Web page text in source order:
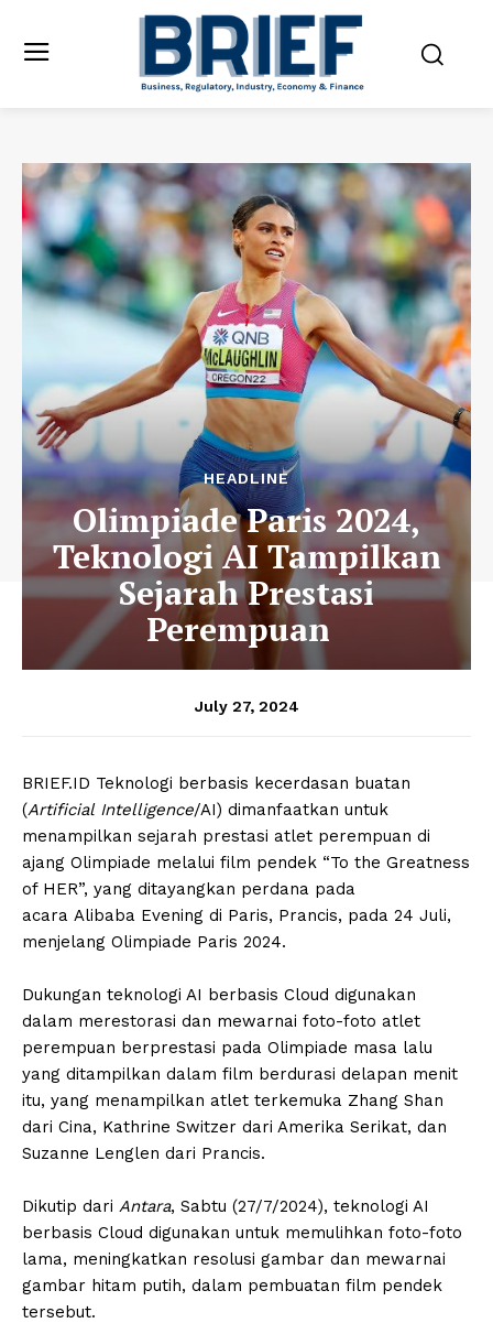
HEADLINE
Olimpiade Paris 2024,
Teknologi AI Tampilkan
Sejarah Prestasi
Perempuan
July 27, 2024
BRIEF.ID Teknologi berbasis kecerdasan buatan
(Artificial Intelligence/AI) dimanfaatkan untuk
menampilkan sejarah prestasi atlet perempuan di
ajang Olimpiade melalui film pendek “To the Greatness
of HER”, yang ditayangkan perdana pada
acara Alibaba Evening di Paris, Prancis, pada 24 Juli,
menjelang Olimpiade Paris 2024.
Dukungan teknologi AI berbasis Cloud digunakan
dalam merestorasi dan mewarnai foto-foto atlet
perempuan berprestasi pada Olimpiade masa lalu
yang ditampilkan dalam film berdurasi delapan menit
itu, yang menampilkan atlet terkemuka Zhang Shan
dari Cina, Kathrine Switzer dari Amerika Serikat, dan
Suzanne Lenglen dari Prancis.
Dikutip dari Antara, Sabtu (27/7/2024), teknologi AI
berbasis Cloud digunakan untuk memulihkan foto-foto
lama, meningkatkan resolusi gambar dan mewarnai
gambar hitam putih, dalam pembuatan film pendek
tersebut.